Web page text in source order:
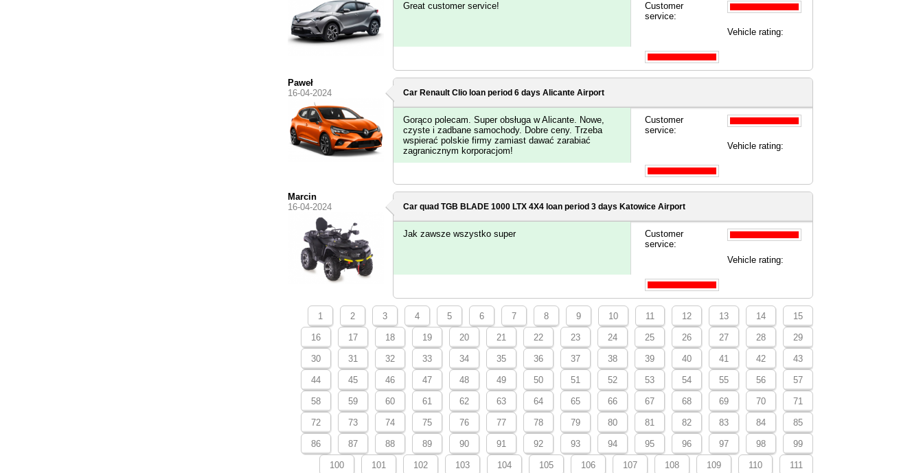
Great customer service!
Customer
service:
Vehicle rating:
Paweł
16-04-2024
Car Renault Clio loan period 6 days Alicante Airport
Gorąco polecam. Super obsługa w Alicante. Nowe,
czyste i zadbane samochody. Dobre ceny. Trzeba
wspierać polskie firmy zamiast dawać zarabiać
zagranicznym korporacjom!
Customer
service:
Vehicle rating:
Marcin
16-04-2024
Car quad TGB BLADE 1000 LTX 4X4 loan period 3 days Katowice Airport
Jak zawsze wszystko super
Customer
service:
Vehicle rating:
1 2 3 4 5 6 7 8 9 10 11 12 13 14 15
16 17 18 19 20 21 22 23 24 25 26 27 28 29
30 31 32 33 34 35 36 37 38 39 40 41 42 43
44 45 46 47 48 49 50 51 52 53 54 55 56 57
58 59 60 61 62 63 64 65 66 67 68 69 70 71
72 73 74 75 76 77 78 79 80 81 82 83 84 85
86 87 88 89 90 91 92 93 94 95 96 97 98 99
100 101 102 103 104 105 106 107 108 109 110 111